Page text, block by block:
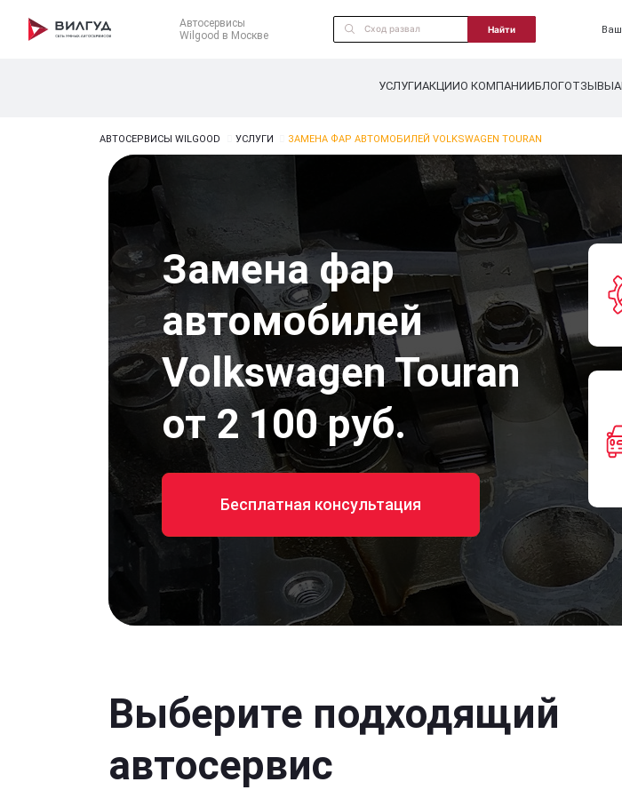
Автосервисы
Wilgood в Москве
Найти
УСЛУГИАКЦИИО КОМПАНИИБЛОГОТЗЫВЫ
АВТОСЕРВИСЫ WILGOOD УСЛУГИ ЗАМЕНА ФАР АВТОМОБИЛЕЙ VOLKSWAGEN TOURAN
Замена фар
автомобилей
Volkswagen Touran
от 2 100 руб.
Бесплатная консультация
Выберите подходящий
автосервис